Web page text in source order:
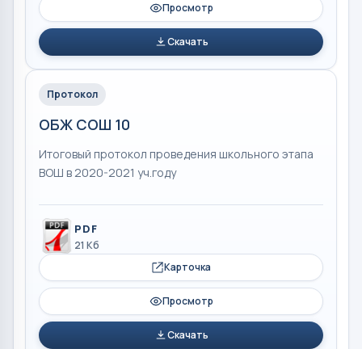
Просмотр
Скачать
Протокол
ОБЖ СОШ 10
Итоговый протокол проведения школьного этапа
ВОШ в 2020-2021 уч.году
PDF
21 Кб
Карточка
Просмотр
Скачать